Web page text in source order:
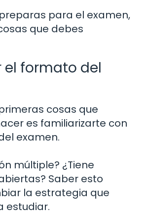
para el examen,
que debes
el formato del
cosas que
es familiarizarte con
examen.
múltiple? ¿Tiene
Saber esto
la estrategia que
estudiar.